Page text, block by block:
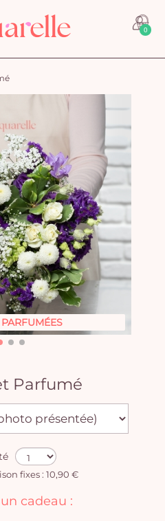
0
Parfumé
fixes : 10,90 €
cadeau :